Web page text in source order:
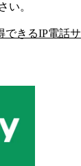
い。
できるIP電話サ